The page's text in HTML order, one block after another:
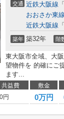
交通 近鉄大阪線 「
おおさか東線
近鉄大阪線 「
築年 築32年 階
東大阪市全域、大
望物件を 的確にご
ます...
共益費 敷金
円 0万円